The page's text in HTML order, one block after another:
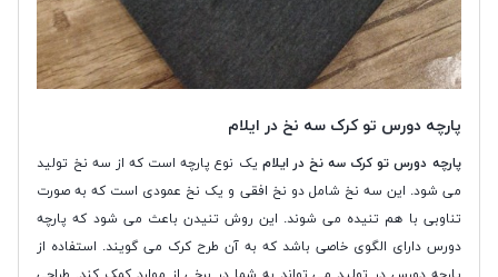
پارچه دورس تو کرک سه نخ در ایلام
پارچه دورس تو کرک سه نخ در ایلام یک نوع پارچه است که از سه نخ تولید
می شود. این سه نخ شامل دو نخ افقی و یک نخ عمودی است که به صورت
تناوبی با هم تنیده می شوند. این روش تنیدن باعث می شود که پارچه
دورس دارای الگوی خاصی باشد که به آن طرح کرک می گویند. استفاده از